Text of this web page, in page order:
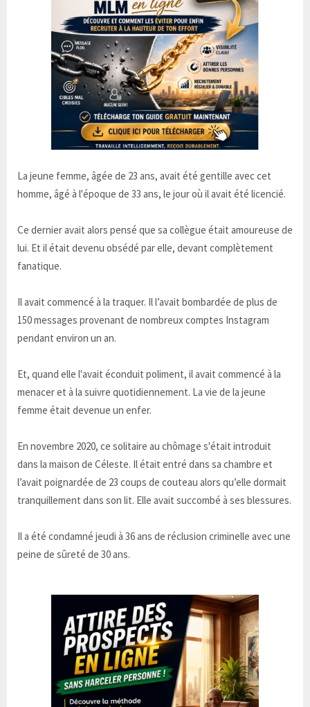
La jeune femme, âgée de 23 ans, avait été gentille avec cet
homme, âgé à l'époque de 33 ans, le jour où il avait été licencié.
Ce dernier avait alors pensé que sa collègue était amoureuse de
lui. Et il était devenu obsédé par elle, devant complètement
fanatique.
Il avait commencé à la traquer. Il l’avait bombardée de plus de
150 messages provenant de nombreux comptes Instagram
pendant environ un an.
Et, quand elle l'avait éconduit poliment, il avait commencé à la
menacer et à la suivre quotidiennement. La vie de la jeune
femme était devenue un enfer.
En novembre 2020, ce solitaire au chômage s'était introduit
dans la maison de Céleste. Il était entré dans sa chambre et
l’avait poignardée de 23 coups de couteau alors qu’elle dormait
tranquillement dans son lit. Elle avait succombé à ses blessures.
Il a été condamné jeudi à 36 ans de réclusion criminelle avec une
peine de sûreté de 30 ans.